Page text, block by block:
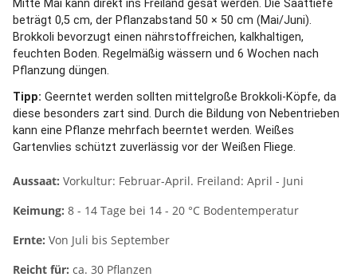
Mitte Mai kann direkt ins Freiland gesät werden. Die Saattiefe
beträgt 0,5 cm, der Pflanzabstand 50 × 50 cm (Mai/Juni).
Brokkoli bevorzugt einen nährstoffreichen, kalkhaltigen,
feuchten Boden. Regelmäßig wässern und 6 Wochen nach
Pflanzung düngen.
Tipp: Geerntet werden sollten mittelgroße Brokkoli-Köpfe, da
diese besonders zart sind. Durch die Bildung von Nebentrieben
kann eine Pflanze mehrfach beerntet werden. Weißes
Gartenvlies schützt zuverlässig vor der Weißen Fliege.
Aussaat: Vorkultur: Februar-April. Freiland: April - Juni
Keimung: 8 - 14 Tage bei 14 - 20 °C Bodentemperatur
Ernte: Von Juli bis September
Reicht für: ca. 30 Pflanzen